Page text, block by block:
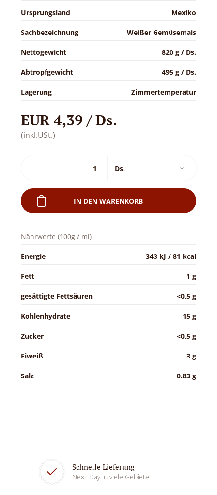
Ursprungsland Mexiko
Sachbezeichnung Weißer Gemüsemais
Nettogewicht 820 g / Ds.
Abtropfgewicht 495 g / Ds.
Lagerung Zimmertemperatur
EUR 4,39 / Ds.
(inkl.USt.)
IN DEN WARENKORB
Nährwerte (100g / ml)
Energie 343 kJ / 81 kcal
Fett 1 g
gesättigte Fettsäuren <0,5 g
Kohlenhydrate 15 g
Zucker <0,5 g
Eiweiß 3 g
Salz 0.83 g
Schnelle Lieferung
Next-Day in viele Gebiete